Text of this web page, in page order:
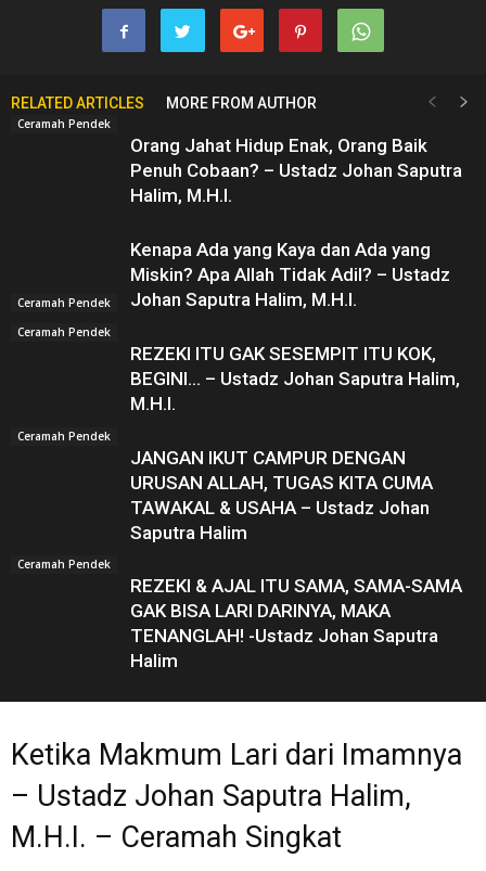
RELATED ARTICLES MORE FROM AUTHOR
Ceramah Pendek
Orang Jahat Hidup Enak, Orang Baik
Penuh Cobaan? – Ustadz Johan Saputra
Halim, M.H.I.
Ceramah Pendek
Kenapa Ada yang Kaya dan Ada yang
Miskin? Apa Allah Tidak Adil? – Ustadz
Johan Saputra Halim, M.H.I.
Ceramah Pendek
REZEKI ITU GAK SESEMPIT ITU KOK,
BEGINI… – Ustadz Johan Saputra Halim,
M.H.I.
Ceramah Pendek
JANGAN IKUT CAMPUR DENGAN
URUSAN ALLAH, TUGAS KITA CUMA
TAWAKAL & USAHA – Ustadz Johan
Saputra Halim
Ceramah Pendek
REZEKI & AJAL ITU SAMA, SAMA-SAMA
GAK BISA LARI DARINYA, MAKA
TENANGLAH! -Ustadz Johan Saputra
Halim
Ketika Makmum Lari dari Imamnya
– Ustadz Johan Saputra Halim,
M.H.I. – Ceramah Singkat